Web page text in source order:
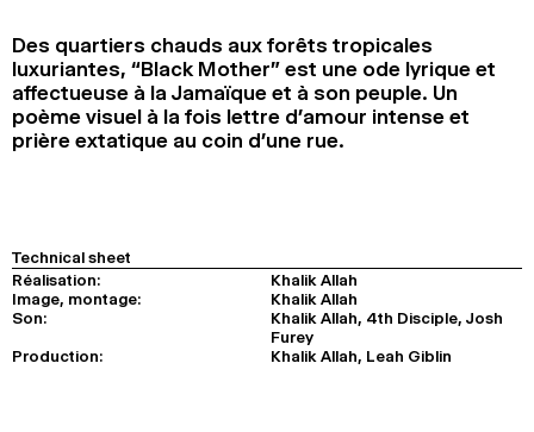
SEARCH
Des quartiers chauds aux forêts tropicales
luxuriantes, “Black Mother” est une ode lyrique et
affectueuse à la Jamaïque et à son peuple. Un
poème visuel à la fois lettre d’amour intense et
prière extatique au coin d’une rue.
Technical sheet
Réalisation:
Khalik Allah
Image, montage:
Khalik Allah
Son:
Khalik Allah, 4th Disciple, Josh
Furey
Production:
Khalik Allah, Leah Giblin